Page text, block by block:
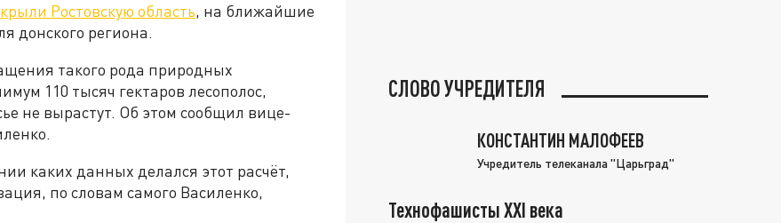
Ростовскую область, на ближайшие
донского региона.
такого рода природных
110 тысяч гектаров лесополос,
не вырастут. Об этом сообщил вице-
каких данных делался этот расчёт,
по словам самого Василенко,
СЛОВО УЧРЕДИТЕЛЯ
КОНСТАНТИН МАЛОФЕЕВ
Учредитель телеканала "Царьград"
Технофашисты XXI века